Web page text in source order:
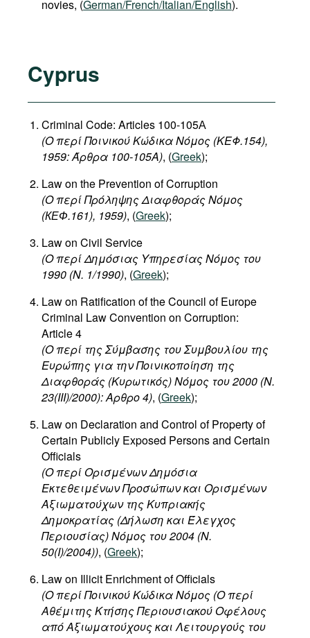
novies, (German/French/Italian/English).
Cyprus
Criminal Code: Articles 100-105А
(Ο περί Ποινικού Κώδικα Νόμος (ΚΕΦ.154),
1959: Άρθρα 100-105Α), (Greek);
Law on the Prevention of Corruption
(Ο περίΠρόληψηςΔιαφθοράςΝόμος
(КЕФ.161), 1959), (Greek);
Law on Civil Service
(Ο περίΔημόσιας ΥπηρεσίαςΝόμος του
1990 (N. 1/1990), (Greek);
Law on Ratification of the Council of Europe
Criminal Law Convention on Corruption:
Article 4
(Ο περί της Σύμβασης του Συμβουλίου της
Ευρώπης για την Ποινικοποίηση της
Διαφθοράς (Κυρωτικός) Νόμος του 2000 (Ν.
23(III)/2000): Αρθρο 4), (Greek);
Law on Declaration and Control of Property of
Certain Publicly Exposed Persons and Certain
Officials
(Ο περί Ορισμένων Δημόσια
Εκτεθειμένων Προσώπων και Ορισμένων
Αξιωματούχων της Κυπριακής
Δημοκρατίας (Δήλωση και Έλεγχος
Περιουσίας) Νόμος του 2004 (Ν.
50(I)/2004)), (Greek);
Law on Illicit Enrichment of Officials
(Ο περίΠοινικούΚώδικαΝόμος (Ο περί
ΑθέμιτηςΚτήσηςΠεριουσιακούΟφέλους
απόΑξιωματούχουςκαι Λειτουργούς του